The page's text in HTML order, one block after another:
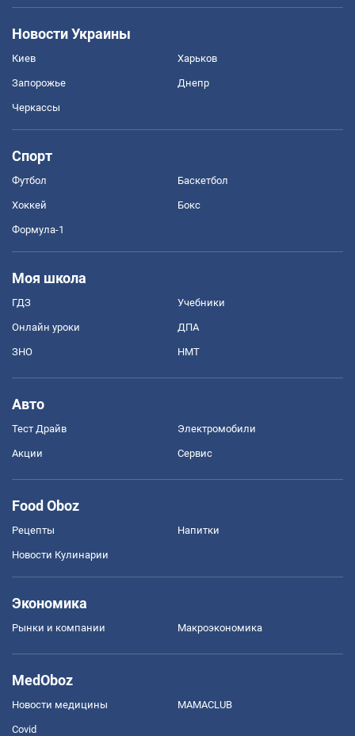
Новости Украины
Киев Харьков
Запорожье Днепр
Черкассы
Спорт
Футбол Баскетбол
Хоккей Бокс
Формула-1
Моя школа
ГДЗ Учебники
Онлайн уроки ДПА
ЗНО НМТ
Авто
Тест Драйв Электромобили
Акции Сервис
Food Oboz
Рецепты Напитки
Новости Кулинарии
Экономика
Рынки и компании Mакроэкономика
MedOboz
Новости медицины MAMACLUB
Covid